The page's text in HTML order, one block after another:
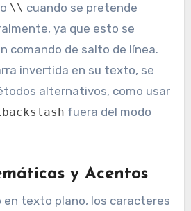
\\ cuando se pretende
ya que esto se
comando de salto de línea.
invertida en su texto, se
alternativos, como usar
fuera del modo
y Acentos
en texto plano, los caracteres